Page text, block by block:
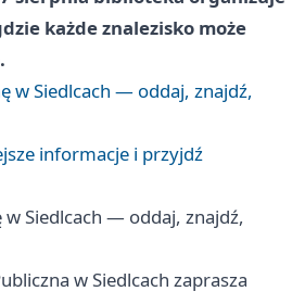
każde znalezisko może
w Siedlcach — oddaj, znajdź,
informacje i przyjdź
Siedlcach — oddaj, znajdź,
w Siedlcach zaprasza